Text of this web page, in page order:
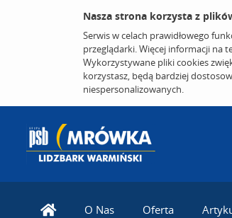
Nasza strona korzysta z
Serwis w celach prawidłowego
przeglądarki. Więcej informacji na
Wykorzystywane pliki cookies
korzystasz, będą bardziej
niespersonalizowanych.
O Nas Oferta